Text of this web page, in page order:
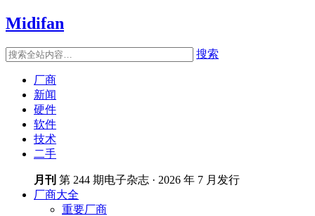
Midifan
搜索
厂商
新闻
硬件
软件
技术
二手
月刊 第 244 期电子杂志 · 2026 年 7 月发行
厂商大全
重要厂商